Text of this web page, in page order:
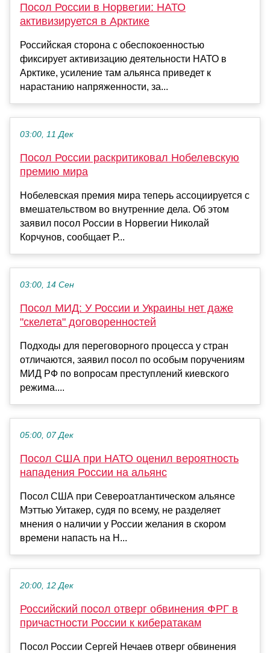
Посол России в Норвегии: НАТО
активизируется в Арктике
Российская сторона с обеспокоенностью
фиксирует активизацию деятельности НАТО в
Арктике, усиление там альянса приведет к
нарастанию напряженности, за...
03:00, 11 Дек
Посол России раскритиковал Нобелевскую
премию мира
Нобелевская премия мира теперь ассоциируется с
вмешательством во внутренние дела. Об этом
заявил посол России в Норвегии Николай
Корчунов, сообщает Р...
03:00, 14 Сен
Посол МИД: У России и Украины нет даже
"скелета" договоренностей
Подходы для переговорного процесса у стран
отличаются, заявил посол по особым поручениям
МИД РФ по вопросам преступлений киевского
режима....
05:00, 07 Дек
Посол США при НАТО оценил вероятность
нападения России на альянс
Посол США при Североатлантическом альянсе
Мэттью Уитакер, судя по всему, не разделяет
мнения о наличии у России желания в скором
времени напасть на Н...
20:00, 12 Дек
Российский посол отверг обвинения ФРГ в
причастности России к кибератакам
Посол России Сергей Нечаев отверг обвинения